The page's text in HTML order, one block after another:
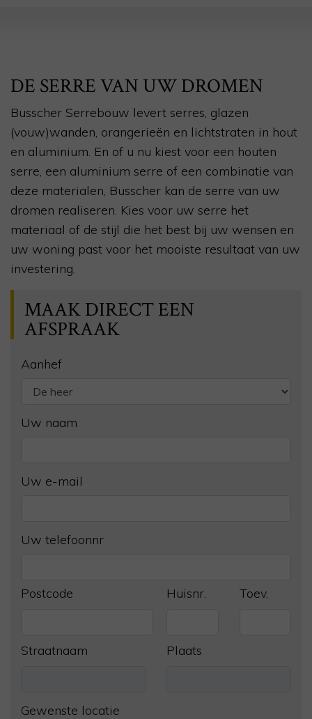
DE SERRE VAN UW DROMEN
Busscher Serrebouw levert serres, glazen
(vouw)wanden, orangerieën en lichtstraten in hout
en aluminium. En of u nu kiest voor een houten
serre, een aluminium serre of een combinatie van
deze materialen, Busscher kan de serre van uw
dromen realiseren. Kies voor uw serre het
materiaal of de stijl die het best bij uw wensen en
uw woning past voor het mooiste resultaat van uw
investering.
MAAK DIRECT EEN
AFSPRAAK
Aanhef
Uw naam
Uw e-mail
Uw telefoonnr
Postcode Huisnr. Toev.
Straatnaam Plaats
Gewenste locatie